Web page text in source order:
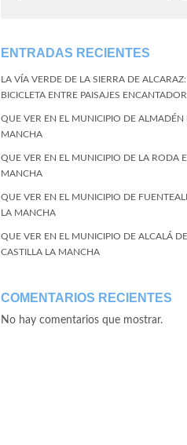
ENTRADAS RECIENTES
LA VÍA VERDE DE LA SIERRA DE
BICICLETA ENTRE PAISAJES
QUE VER EN EL MUNICIPIO DE ALMADÉN
MANCHA
QUE VER EN EL MUNICIPIO DE LA RODA
MANCHA
QUE VER EN EL MUNICIPIO DE
LA MANCHA
QUE VER EN EL MUNICIPIO DE ALCALÁ
CASTILLA LA MANCHA
COMENTARIOS RECIENTES
No hay comentarios que mostrar.